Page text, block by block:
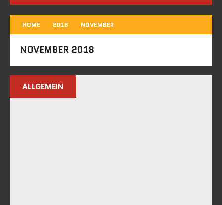
HOME 2018 NOVEMBER
NOVEMBER 2018
ALLGEMEIN